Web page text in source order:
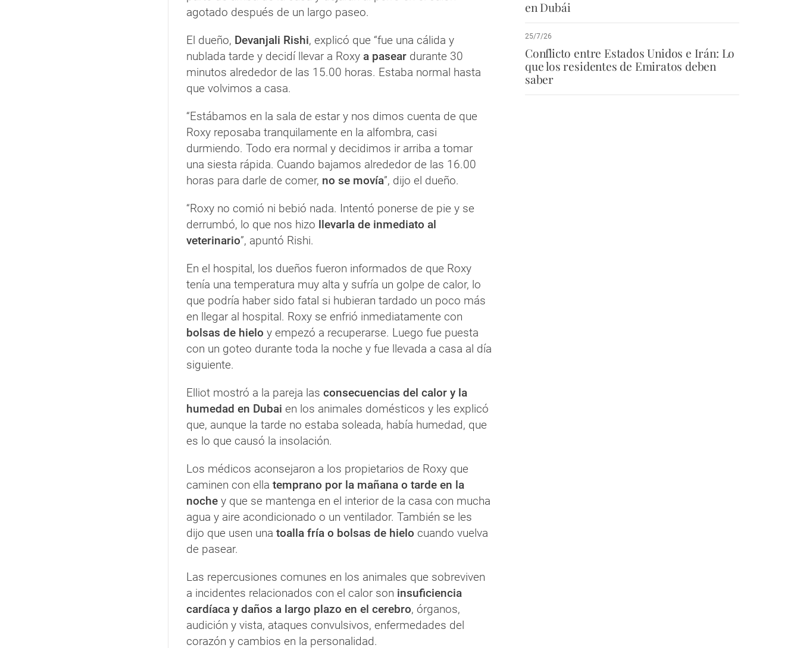
agotado después de un largo paseo.
El dueño, Devanjali Rishi, explicó que “fue una cálida y
nublada tarde y decidí llevar a Roxy a pasear durante 30
minutos alrededor de las 15.00 horas. Estaba normal hasta
que volvimos a casa.
“Estábamos en la sala de estar y nos dimos cuenta de que
Roxy reposaba tranquilamente en la alfombra, casi
durmiendo. Todo era normal y decidimos ir arriba a tomar
una siesta rápida. Cuando bajamos alrededor de las 16.00
horas para darle de comer, no se movía”, dijo el dueño.
“Roxy no comió ni bebió nada. Intentó ponerse de pie y se
derrumbó, lo que nos hizo llevarla de inmediato al
veterinario”, apuntó Rishi.
En el hospital, los dueños fueron informados de que Roxy
tenía una temperatura muy alta y sufría un golpe de calor, lo
que podría haber sido fatal si hubieran tardado un poco más
en llegar al hospital. Roxy se enfrió inmediatamente con
bolsas de hielo y empezó a recuperarse. Luego fue puesta
con un goteo durante toda la noche y fue llevada a casa al día
siguiente.
Elliot mostró a la pareja las consecuencias del calor y la
humedad en Dubai en los animales domésticos y les explicó
que, aunque la tarde no estaba soleada, había humedad, que
es lo que causó la insolación.
Los médicos aconsejaron a los propietarios de Roxy que
caminen con ella temprano por la mañana o tarde en la
noche y que se mantenga en el interior de la casa con mucha
agua y aire acondicionado o un ventilador. También se les
dijo que usen una toalla fría o bolsas de hielo cuando vuelva
de pasear.
Las repercusiones comunes en los animales que sobreviven
a incidentes relacionados con el calor son insuficiencia
cardíaca y daños a largo plazo en el cerebro, órganos,
audición y vista, ataques convulsivos, enfermedades del
corazón y cambios en la personalidad.
en Dubái
25/7/26
Conflicto entre Estados Unidos e Irán: Lo
que los residentes de Emiratos deben
saber